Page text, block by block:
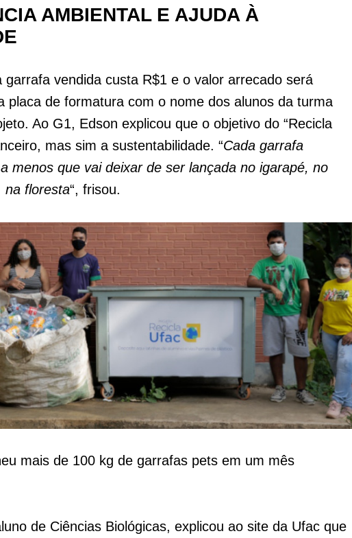
AMBIENTAL E AJUDA À
garrafa vendida custa R$1 e o valor arrecado será
placa de formatura com o nome dos alunos da turma
Ao G1, Edson explicou que o objetivo do “Recicla
mas sim a sustentabilidade. “Cada garrafa
menos que vai deixar de ser lançada no igarapé, no
na floresta“, frisou.
mais de 100 kg de garrafas pets em um mês
de Ciências Biológicas, explicou ao site da Ufac que